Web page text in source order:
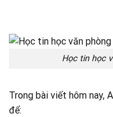
Học tin học
Trong bài viết hôm nay,
để: